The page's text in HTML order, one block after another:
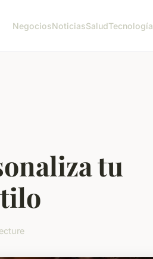
NegociosNoticiasSaludTecnología
tu